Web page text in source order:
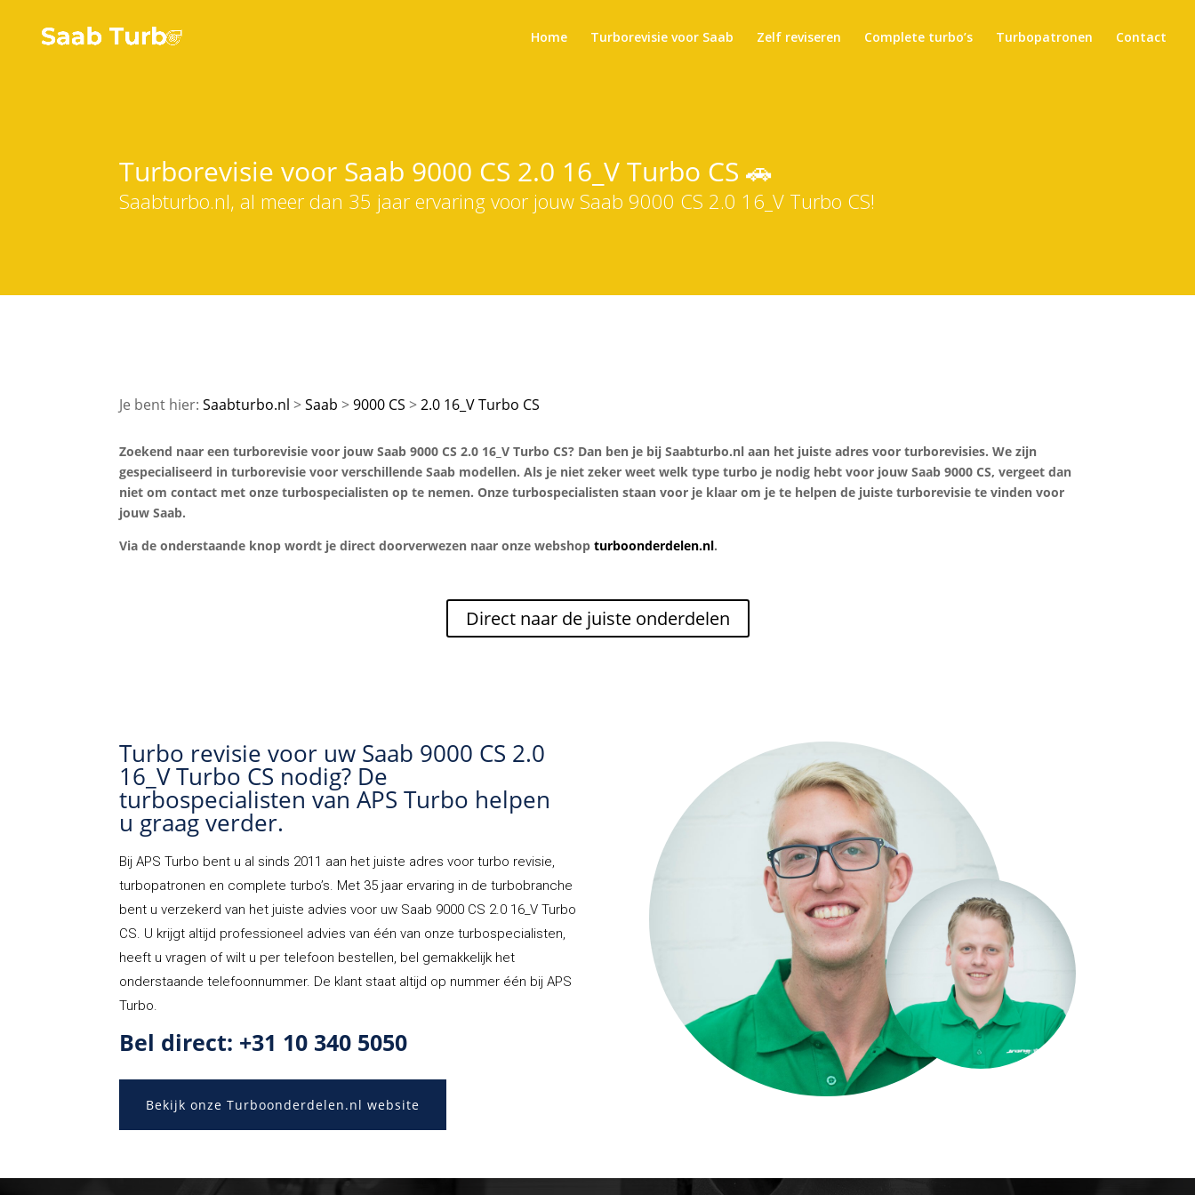
Home Turborevisie voor Saab Zelf reviseren Complete turbo’s Turbopatronen Contact
Turborevisie voor Saab 9000 CS 2.0 16_V Turbo CS 🚗
Saabturbo.nl, al meer dan 35 jaar ervaring voor jouw Saab 9000 CS 2.0 16_V Turbo CS!
Saabturbo.nl Saab 9000 CS 2.0 16_V Turbo CS
Zoekend naar een turborevisie voor jouw Saab 9000 CS 2.0 16_V Turbo CS? Dan ben je bij Saabturbo.nl aan het juiste adres voor turborevisies. We zijn
gespecialiseerd in turborevisie voor verschillende Saab modellen. Als je niet zeker weet welk type turbo je nodig hebt voor jouw Saab 9000 CS, vergeet dan
niet om contact met onze turbospecialisten op te nemen. Onze turbospecialisten staan voor je klaar om je te helpen de juiste turborevisie te vinden voor
jouw Saab.
Via de onderstaande knop wordt je direct doorverwezen naar onze webshopturboonderdelen.nl.
Direct naar de juiste onderdelen
Turbo revisie voor uw Saab 9000 CS 2.0
16_V Turbo CS nodig? De
turbospecialisten van APS Turbo helpen
u graag verder.
BijAPS Turbo bent u al sinds 2011 aan het juiste adres voor turbo revisie,
turbopatronen en complete turbo’s. Met 35 jaar ervaring in de turbobranche
bent u verzekerd van het juiste advies voor uw Saab 9000 CS 2.0 16_V Turbo
CS. U krijgt altijd professioneel advies van één van onze turbospecialisten,
heeft u vragen of wilt u per telefoon bestellen, bel gemakkelijk het
onderstaande telefoonnummer. De klant staat altijd op nummer één bij APS
Turbo.
Bel direct: +31 10 340 5050
Bekijk onze Turboonderdelen.nl website